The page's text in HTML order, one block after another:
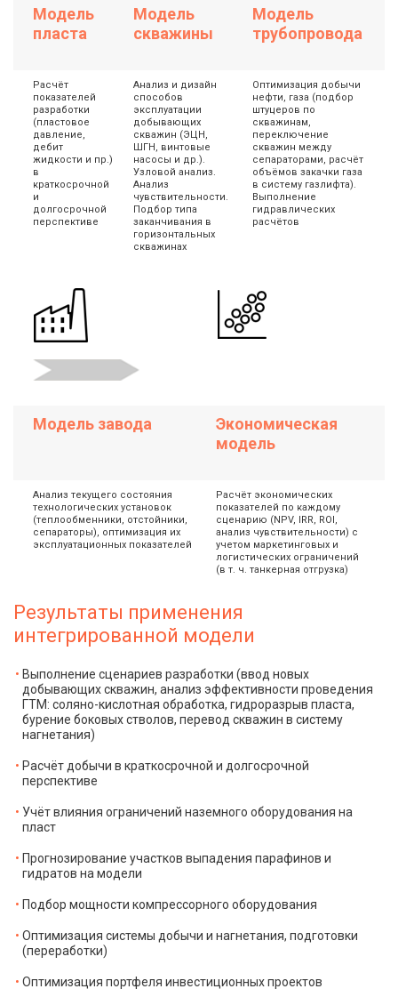
Модель
пласта
Модель
скважины
Модель
трубопровода
Расчёт
показателей
разработки
(пластовое
давление,
дебит
жидкости и пр.)
в
краткосрочной
и
долгосрочной
перспективе
Анализ и дизайн
способов
эксплуатации
добывающих
скважин (ЭЦН,
ШГН, винтовые
насосы и др.).
Узловой анализ.
Анализ
чувствительности.
Подбор типа
заканчивания в
горизонтальных
скважинах
Оптимизация добычи
нефти, газа (подбор
штуцеров по
скважинам,
переключение
скважин между
сепараторами, расчёт
объёмов закачки газа
в систему газлифта).
Выполнение
гидравлических
расчётов
Модель завода
Экономическая
модель
Анализ текущего состояния
технологических установок
(теплообменники, отстойники,
сепараторы), оптимизация их
эксплуатационных показателей
Расчёт экономических
показателей по каждому
сценарию (NPV, IRR, ROI,
анализ чувствительности) с
учетом маркетинговых и
логистических ограничений
(в т. ч. танкерная отгрузка)
Результаты применения
интегрированной модели
Выполнение сценариев разработки (ввод новых
добывающих скважин, анализ эффективности проведения
ГТМ: соляно-кислотная обработка, гидроразрыв пласта,
бурение боковых стволов, перевод скважин в систему
нагнетания)
Расчёт добычи в краткосрочной и долгосрочной
перспективе
Учёт влияния ограничений наземного оборудования на
пласт
Прогнозирование участков выпадения парафинов и
гидратов на модели
Подбор мощности компрессорного оборудования
Оптимизация системы добычи и нагнетания, подготовки
(переработки)
Оптимизация портфеля инвестиционных проектов